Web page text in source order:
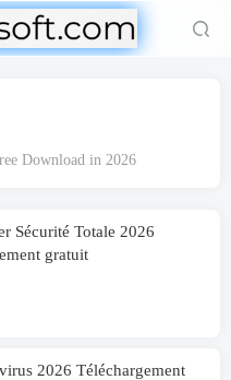
Download in 2026
Sécurité Totale 2026
gratuit
2026 Téléchargement